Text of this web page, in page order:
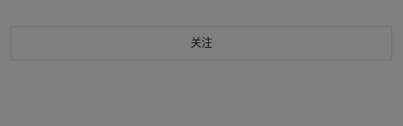
关注